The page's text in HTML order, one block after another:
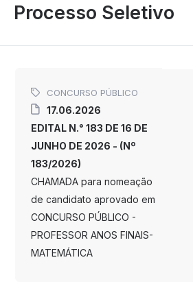
Processo Seletivo
CONCURSO PÚBLICO
17.06.2026
EDITAL N.° 183 DE 16 DE
JUNHO DE 2026 - (Nº
183/2026)
CHAMADA para nomeação
de candidato aprovado em
CONCURSO PÚBLICO -
PROFESSOR ANOS FINAIS-
MATEMÁTICA